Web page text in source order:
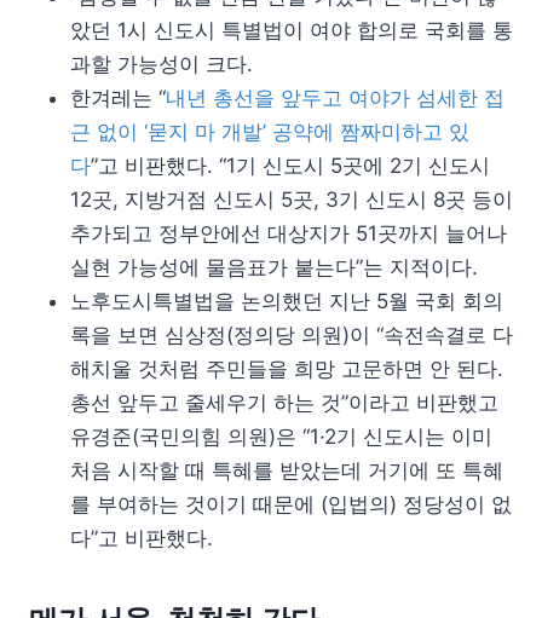
았던 1시 신도시 특별법이 여야 합의로 국회를 통
과할 가능성이 크다.
한겨레는 “내년 총선을 앞두고 여야가 섬세한 접
근 없이 ‘묻지 마 개발’ 공약에 짬짜미하고 있
다”고 비판했다. “1기 신도시 5곳에 2기 신도시
12곳, 지방거점 신도시 5곳, 3기 신도시 8곳 등이
추가되고 정부안에선 대상지가 51곳까지 늘어나
실현 가능성에 물음표가 붙는다”는 지적이다.
노후도시특별법을 논의했던 지난 5월 국회 회의
록을 보면 심상정(정의당 의원)이 “속전속결로 다
해치울 것처럼 주민들을 희망 고문하면 안 된다.
총선 앞두고 줄세우기 하는 것”이라고 비판했고
유경준(국민의힘 의원)은 “1·2기 신도시는 이미
처음 시작할 때 특혜를 받았는데 거기에 또 특혜
를 부여하는 것이기 때문에 (입법의) 정당성이 없
다”고 비판했다.